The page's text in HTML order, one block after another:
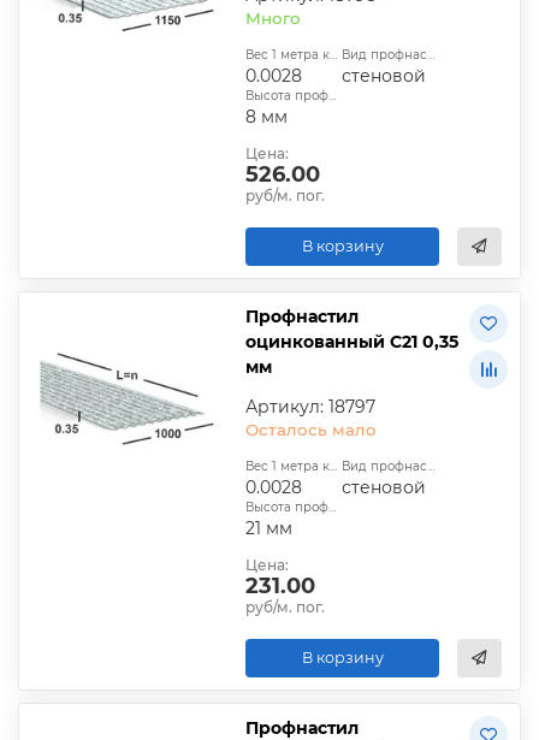
Много
Вес 1 метра квадратного, т:
0.0028
Вид профнастила:
стеновой
Высота профиля:
8 мм
Цена:
526.00
руб/м. пог.
В корзину
Профнастил
оцинкованный С21 0,35
мм
Артикул: 18797
Осталось мало
Вес 1 метра квадратного, т:
0.0028
Вид профнастила:
стеновой
Высота профиля:
21 мм
Цена:
231.00
руб/м. пог.
В корзину
Профнастил